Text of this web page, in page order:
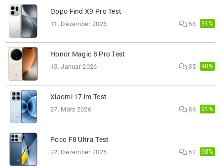
Oppo Find X9 Pro Test
11. Dezember 2025 68 91%
Honor Magic 8 Pro Test
15. Januar 2026 35 90%
Xiaomi 17 im Test
27. März 2026 86 91%
Poco F8 Ultra Test
22. Dezember 2025 62 93%